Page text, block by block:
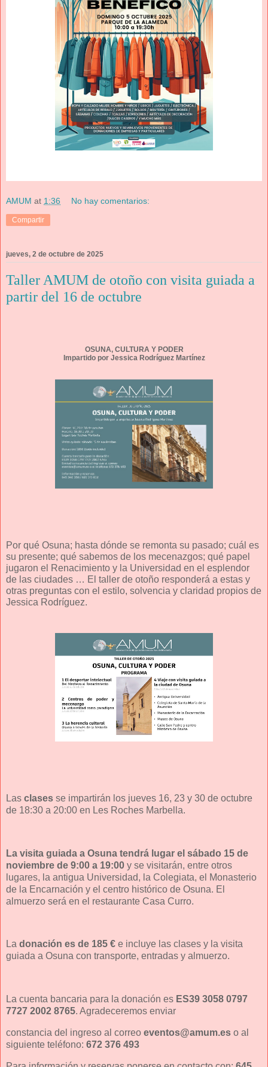
AMUM at 1:36 No hay comentarios:
Compartir
jueves, 2 de octubre de 2025
Taller AMUM de otoño con visita guiada a
partir del 16 de octubre
OSUNA, CULTURA Y PODER
Impartido por Jessica Rodríguez Martínez
Por qué Osuna; hasta dónde se remonta su pasado; cuál es
su presente; qué sabemos de los mecenazgos; qué papel
jugaron el Renacimiento y la Universidad en el esplendor
de las ciudades … El taller de otoño responderá a estas y
otras preguntas con el estilo, solvencia y claridad propios de
Jessica Rodríguez.
Las clases se impartirán los jueves 16, 23 y 30 de octubre
de 18:30 a 20:00 en Les Roches Marbella.
La visita guiada a Osuna tendrá lugar el sábado 15 de
noviembre de 9:00 a 19:00 y se visitarán, entre otros
lugares, la antigua Universidad, la Colegiata, el Monasterio
de la Encarnación y el centro histórico de Osuna. El
almuerzo será en el restaurante Casa Curro.
La donación es de 185 € e incluye las clases y la visita
guiada a Osuna con transporte, entradas y almuerzo.
La cuenta bancaria para la donación es ES39 3058 0797
7727 2002 8765. Agradeceremos enviar
constancia del ingreso al correo eventos@amum.es o al
siguiente teléfono: 672 376 493